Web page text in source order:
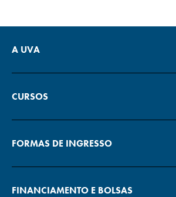
A UVA
CURSOS
FORMAS DE INGRESSO
FINANCIAMENTO E BOLSAS